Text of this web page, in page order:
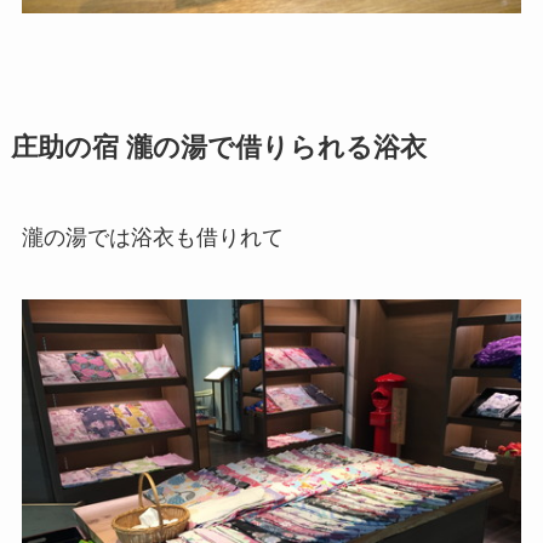
庄助の宿 瀧の湯で借りられる浴衣
瀧の湯では浴衣も借りれて